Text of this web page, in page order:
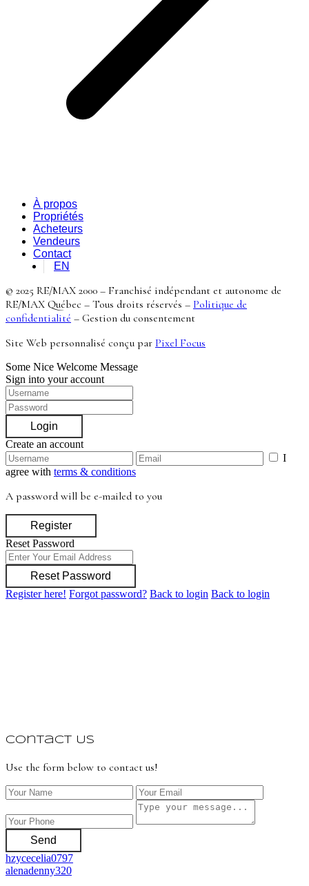
À propos
Propriétés
Acheteurs
Vendeurs
Contact
EN
© 2025 RE/MAX 2000 – Franchisé indépendant et autonome de
RE/MAX Québec – Tous droits réservés – Politique de
confidentialité – Gestion du consentement
Site Web personnalisé conçu par Pixel Focus
Some Nice Welcome Message
Sign into your account
Login
Create an account
I
agree with terms & conditions
A password will be e-mailed to you
Register
Reset Password
Reset Password
Register here! Forgot password? Back to login Back to login
Contact Us
Use the form below to contact us!
Send
hzycecelia0797
alenadenny320